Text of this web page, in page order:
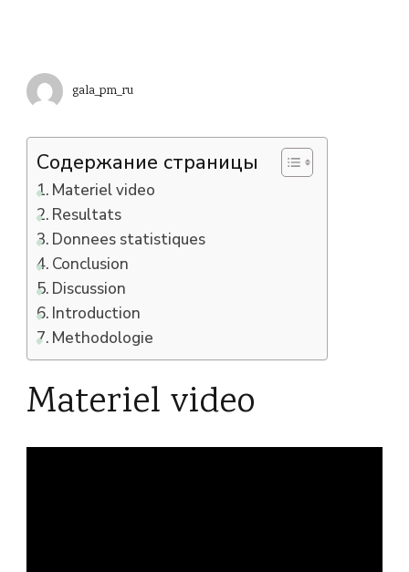
gala_pm_ru
Содержание страницы
Materiel video
Resultats
Donnees statistiques
Conclusion
Discussion
Introduction
Methodologie
Materiel video